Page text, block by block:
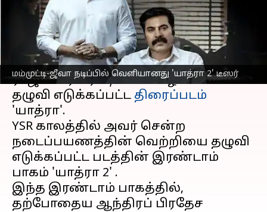
மம்முட்டி-ஜீவா நடிப்பில் வெளியானது 'யாத்ரா 2' டீஸர்
எழுதியவர் Venkatalakshmi V Jan 05, 2024 04:42 pm
செய்தி முன்னோட்டம்
மறைந்தஆந்திரமுதல்வர் ஒய்எஸ்
ராஜசேகர ரெட்டியின் வாழ்க்கையை
தழுவி எடுக்கப்பட்ட திரைப்படம்
'யாத்ரா'.
YSR காலத்தில் அவர் சென்ற
நடைப்பயணத்தின் வெற்றியை தழுவி
எடுக்கப்பட்ட படத்தின் இரண்டாம்
பாகம் 'யாத்ரா 2' .
இந்த இரண்டாம் பாகத்தில்,
தற்போதைய ஆந்திரப் பிரதேச